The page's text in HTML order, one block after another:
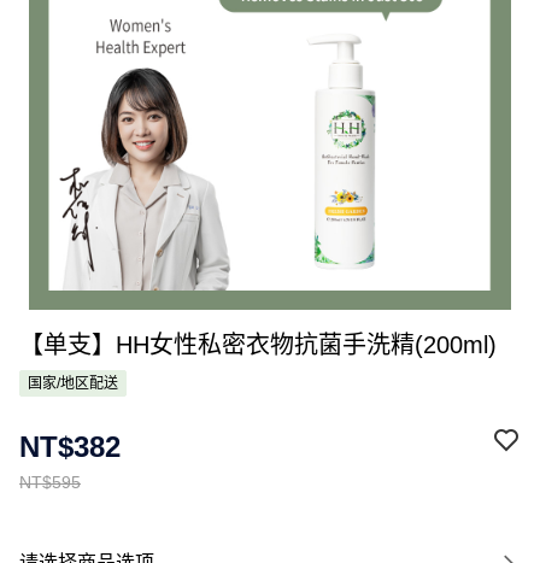
【单支】HH女性私密衣物抗菌手洗精(200ml)
国家/地区配送
NT$595
NT$382